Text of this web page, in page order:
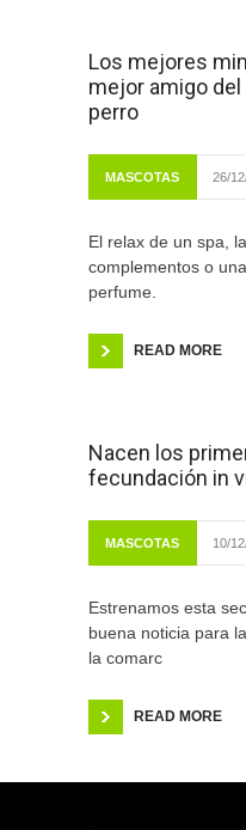
Los mejores
mejor amigo del
perro
MASCOTAS 26/
El relax de un spa,
complementos o
perfume.
READ MORE
Nacen los
fecundación in
MASCOTAS 10/
Estrenamos esta
buena noticia para
la comarc
READ MORE